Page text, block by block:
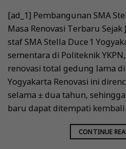
[ad_1] Pembangunan SMA
Masa Renovasi Terbaru
staf SMA Stella Duce 1
sementara di Politeknik
renovasi total gedung lama di
Yogyakarta Renovasi ini
selama ± dua tahun,
baru dapat ditempati
CONTINUE